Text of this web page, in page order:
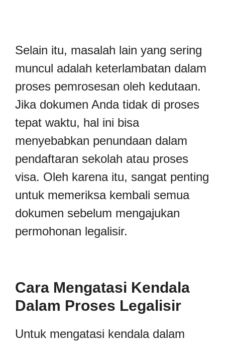
Selain itu, masalah lain yang sering
muncul adalah keterlambatan dalam
proses pemrosesan oleh kedutaan.
Jika dokumen Anda tidak di proses
tepat waktu, hal ini bisa
menyebabkan penundaan dalam
pendaftaran sekolah atau proses
visa. Oleh karena itu, sangat penting
untuk memeriksa kembali semua
dokumen sebelum mengajukan
permohonan legalisir.
Cara Mengatasi Kendala
Dalam Proses Legalisir
Untuk mengatasi kendala dalam